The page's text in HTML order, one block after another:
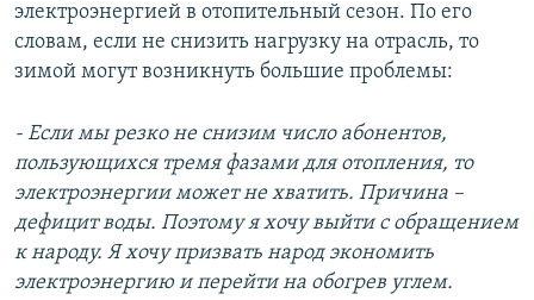
электроэнергией в отопительный сезон. По его
словам, если не снизить нагрузку на отрасль, то
зимой могут возникнуть большие проблемы:
- Если мы резко не снизим число абонентов,
пользующихся тремя фазами для отопления, то
электроэнергии может не хватить. Причина –
дефицит воды. Поэтому я хочу выйти с обращением
к народу. Я хочу призвать народ экономить
электроэнергию и перейти на обогрев углем.